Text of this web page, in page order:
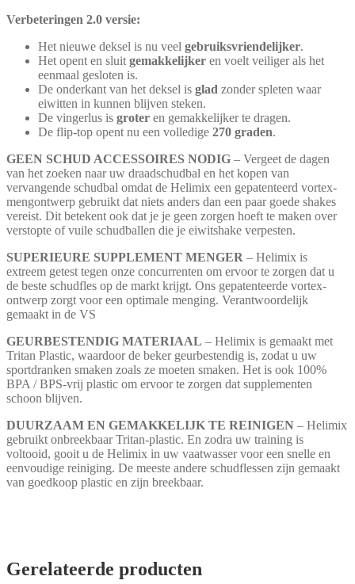
Verbeteringen 2.0 versie:
Het nieuwe deksel is nu veel gebruiksvriendelijker.
Het opent en sluit gemakkelijker en voelt veiliger als het
eenmaal gesloten is.
De onderkant van het deksel is glad zonder spleten waar
eiwitten in kunnen blijven steken.
De vingerlus is groter en gemakkelijker te dragen.
De flip-top opent nu een volledige 270 graden.
GEEN SCHUD ACCESSOIRES NODIG – Vergeet de dagen
van het zoeken naar uw draadschudbal en het kopen van
vervangende schudbal omdat de Helimix een gepatenteerd vortex-
mengontwerp gebruikt dat niets anders dan een paar goede shakes
vereist. Dit betekent ook dat je je geen zorgen hoeft te maken over
verstopte of vuile schudballen die je eiwitshake verpesten.
SUPERIEURE SUPPLEMENT MENGER – Helimix is
extreem getest tegen onze concurrenten om ervoor te zorgen dat u
de beste schudfles op de markt krijgt. Ons gepatenteerde vortex-
ontwerp zorgt voor een optimale menging. Verantwoordelijk
gemaakt in de VS
GEURBESTENDIG MATERIAAL – Helimix is gemaakt met
Tritan Plastic, waardoor de beker geurbestendig is, zodat u uw
sportdranken smaken zoals ze moeten smaken. Het is ook 100%
BPA / BPS-vrij plastic om ervoor te zorgen dat supplementen
schoon blijven.
DUURZAAM EN GEMAKKELIJK TE REINIGEN – Helimix
gebruikt onbreekbaar Tritan-plastic. En zodra uw training is
voltooid, gooit u de Helimix in uw vaatwasser voor een snelle en
eenvoudige reiniging. De meeste andere schudflessen zijn gemaakt
van goedkoop plastic en zijn breekbaar.
Gerelateerde producten